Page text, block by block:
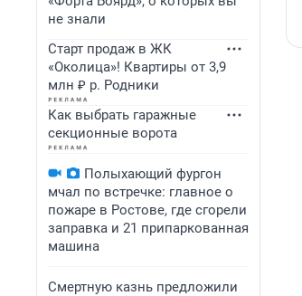
не знали
Старт продаж в ЖК
«Околица»! Квартиры от 3,9
млн ₽ р. Родники
Как выбрать гаражные
секционные ворота
Полыхающий фургон
мчал по встречке: главное о
пожаре в Ростове, где сгорели
заправка и 21 припаркованная
машина
Смертную казнь предложили